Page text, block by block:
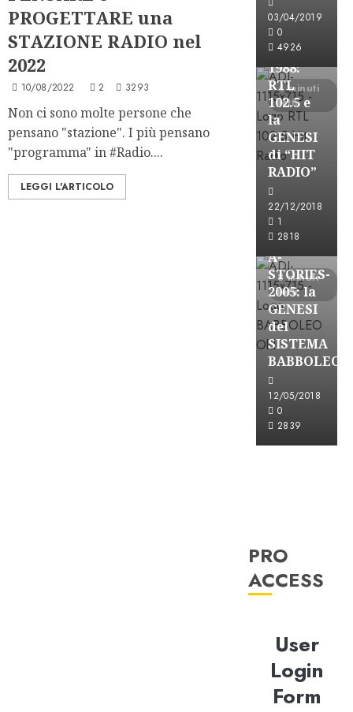
PROGETTARE una
STAZIONE RADIO nel
2022
10/08/2022 2 3293
Non ci sono molte persone che
pensano "stazione". I più pensano
"programma" in #Radio....
LEGGI L'ARTICOLO
03/04/2019
0
4926
4 minuti
letti
FREE
A-
STORIES-
1988:
RTL
102.5 e
la
GENESI
di “HIT
RADIO”
22/12/2018
1
2818
8 minuti
letti
Formazione
FREE
A-
STORIES-
2005: la
GENESI
del
SISTEMA
BABBOLEO
12/05/2018
0
2839
PRO
ACCESS
User
Login
Form